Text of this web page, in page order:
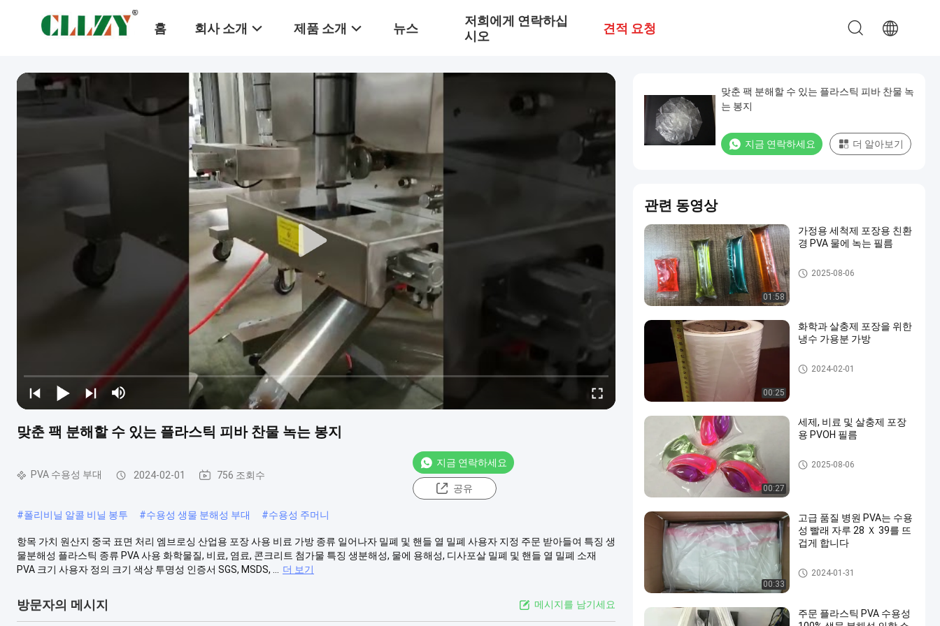
홈 회사 소개 제품 소개 뉴스
저희에게 연락하십
시오
견적 요청
맞춘 팩 분해할 수 있는 플라스틱 피바 찬물 녹는 봉지
PVA 수용성 부대 2024-02-01 756 조회수
지금 연락하세요
공유
#폴리비닐 알콜 비닐 봉투 #수용성 생물 분해성 부대 #수용성 주머니
항목 가치 원산지 중국 표면 처리 엠브로싱 산업용 포장 사용 비료 가방 종류 일어나자 밀폐 및 핸들 열 밀폐 사용자 지정 주문 받아들여 특징 생
물분해성 플라스틱 종류 PVA 사용 화학물질, 비료, 염료, 콘크리트 첨가물 특징 생분해성, 물에 용해성, 디사포살 밀폐 및 핸들 열 밀폐 소재
PVA 크기 사용자 정의 크기 색상 투명성 인증서 SGS, MSDS, ...
더 보기
방문자의 메시지 메시지를 남기세요
맞춘 팩 분해할 수 있는 플라스틱 피바 찬물 녹
는 봉지
지금 연락하세요 더 알아보기
관련 동영상
01:58
가정용 세척제 포장용 친환
경 PVA 물에 녹는 필름
PVA 수용성 부대
2025-08-06
00:25
화학과 살충제 포장을 위한
냉수 가용분 가방
PVA 수용성 부대
2024-02-01
00:27
세제, 비료 및 살충제 포장
용 PVOH 필름
PVA 수용성 부대
2025-08-06
00:33
고급 품질 병원 PVA는 수용
성 빨래 자루 28 Ｘ 39를 뜨
겁게 합니다
PVA 수용성 부대
2024-01-31
주문 플라스틱 PVA 수용성